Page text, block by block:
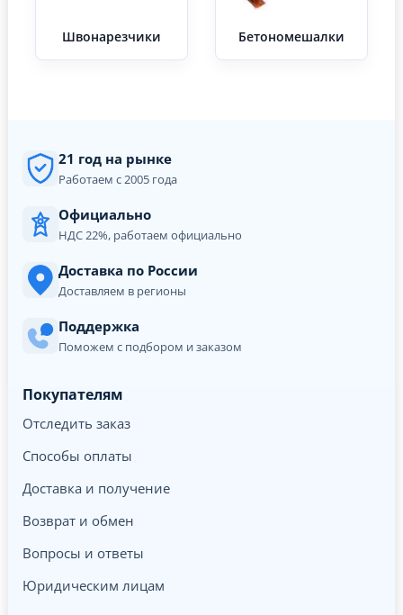
Швонарезчики Бетономешалки
21 год на рынке
Работаем с 2005 года
Официально
НДС 22%, работаем официально
Доставка по России
Доставляем в регионы
Поддержка
Поможем с подбором и заказом
Покупателям
Отследить заказ
Способы оплаты
Доставка и получение
Возврат и обмен
Вопросы и ответы
Юридическим лицам